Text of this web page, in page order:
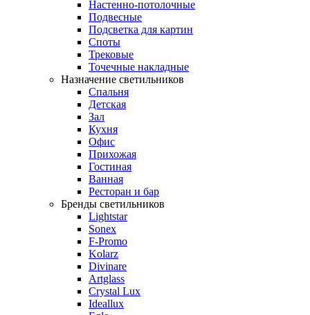
Настенно-потолочные
Подвесные
Подсветка для картин
Споты
Трековые
Точечные накладные
Назначение светильников
Спальня
Детская
Зал
Кухня
Офис
Прихожая
Гостиная
Ванная
Ресторан и бар
Бренды светильников
Lightstar
Sonex
F-Promo
Kolarz
Divinare
Artglass
Crystal Lux
Ideallux